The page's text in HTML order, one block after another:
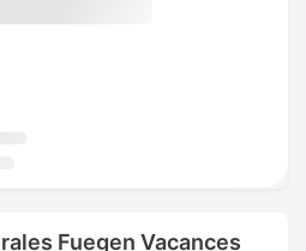
Fuegen Vacances